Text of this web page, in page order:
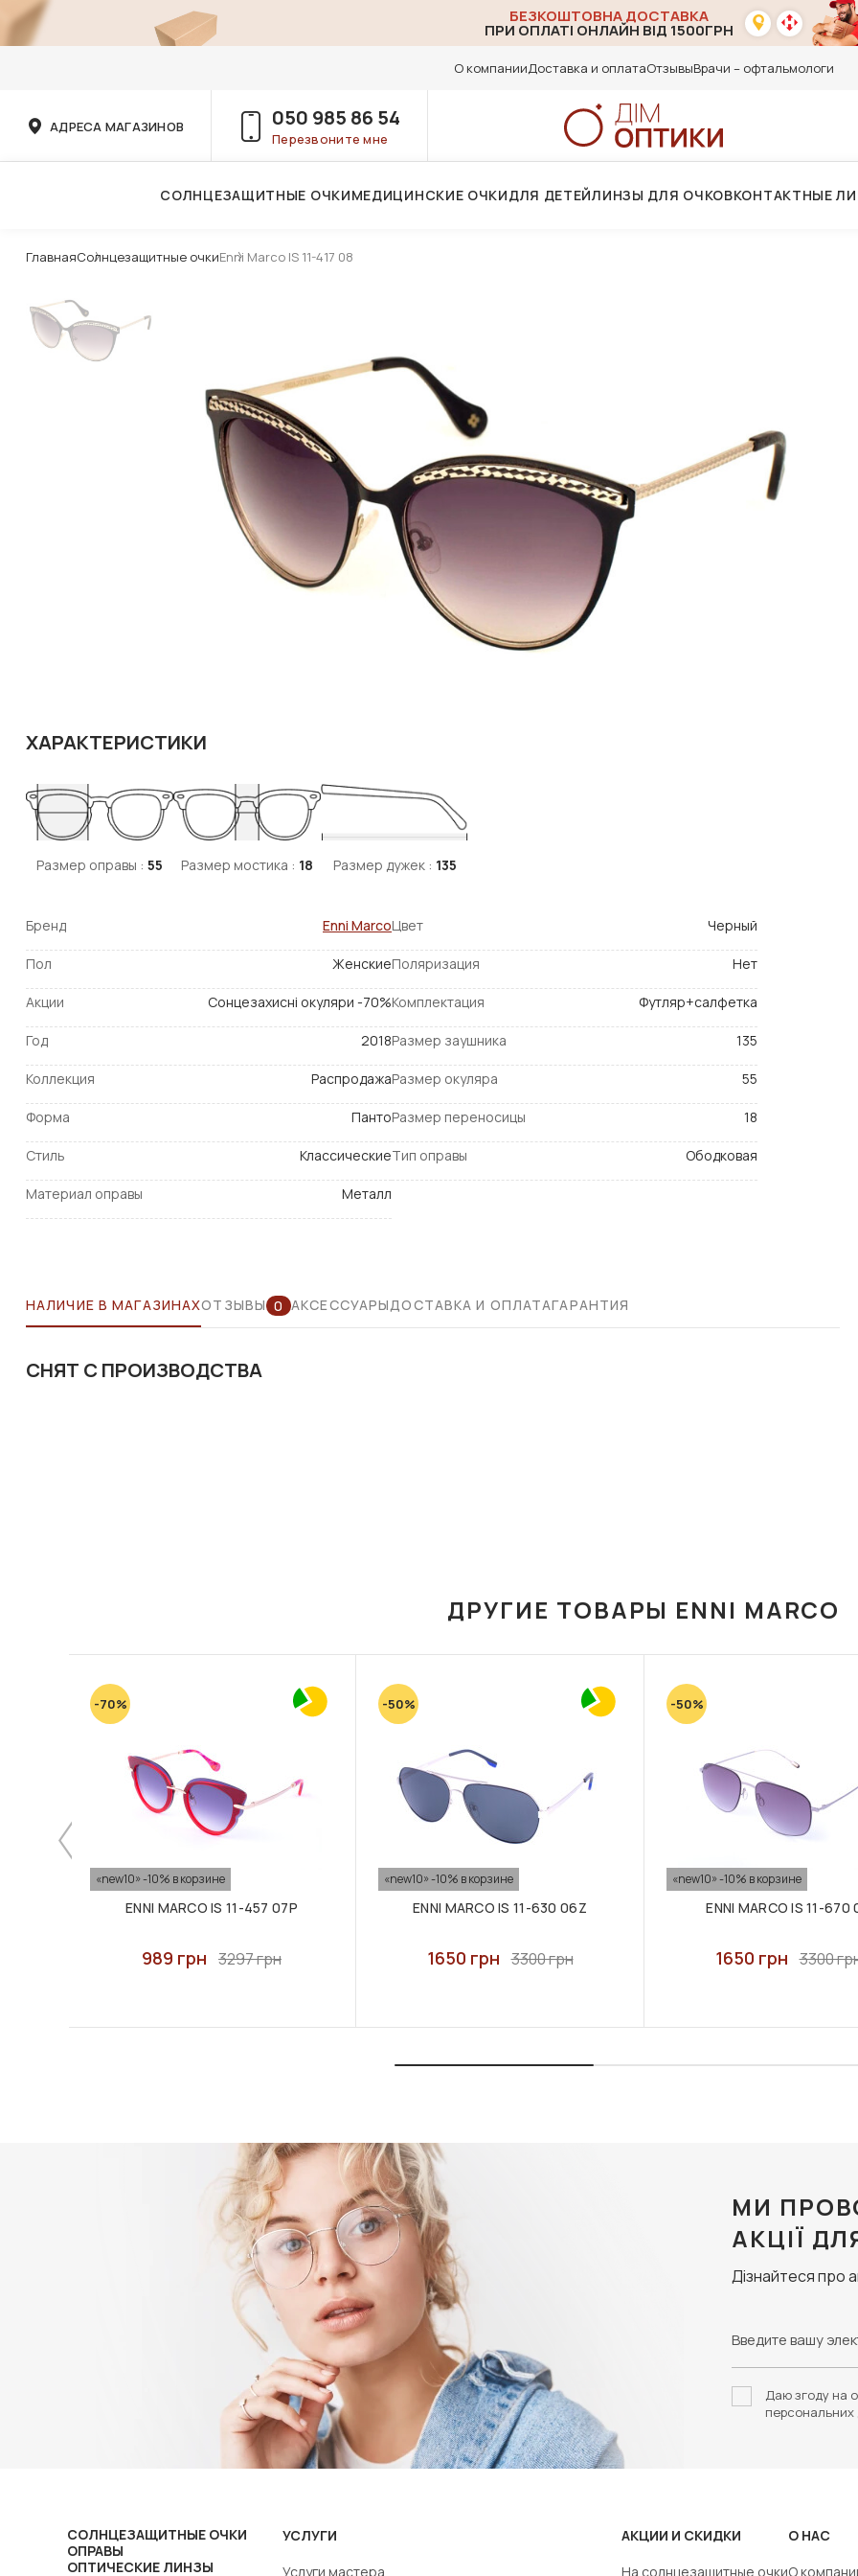
БЕЗКОШТОВНА ДОСТАВКА
ПРИ ОПЛАТІ ОНЛАЙН ВІД 1500ГРН
О компанииДоставка и оплатаОтзывыВрачи – офтальмологи
АДРЕСА МАГАЗИНОВ 050 985 86 54
Перезвоните мне
СОЛНЦЕЗАЩИТНЫЕ ОЧКИМЕДИЦИНСКИЕ ОЧКИДЛЯ ДЕТЕЙЛИНЗЫ ДЛЯ ОЧКОВКОНТАКТНЫЕ
ГлавнаяСолнцезащитные очкиEnni Marco IS 11-417 08
ХАРАКТЕРИСТИКИ
Размер оправы : 55 Размер мостика : 18 Размер дужек : 135
Бренд Enni Marco
Пол Женские
Акции Сонцезахисні окуляри -70%
Год 2018
Коллекция Распродажа
Форма Панто
Стиль Классические
Материал оправы Металл
Цвет Черный
Поляризация Нет
Комплектация Футляр+салфетка
Размер заушника 135
Размер окуляра 55
Размер переносицы 18
Тип оправы Ободковая
НАЛИЧИЕ В МАГАЗИНАХОТЗЫВЫ 0 АКСЕССУАРЫДОСТАВКА И ОПЛАТАГАРАНТИЯ
СНЯТ С ПРОИЗВОДСТВА
ДРУГИЕ ТОВАРЫ ENNI MARCO
-70%
«new10» -10% в корзине
ENNI MARCO IS 11-457 07P
989 грн 3297 грн
-50%
«new10» -10% в корзине
ENNI MARCO IS 11-630 06Z
1650 грн 3300 грн
-50%
«new10» -10% в корзине
ENNI MARCO IS 11-670
1650 грн 3300
МИ
АКЦІЇ
Дізнайтеся про
Даю згоду на
СОЛНЦЕЗАЩИТНЫЕ ОЧКИ
ОПРАВЫ
ОПТИЧЕСКИЕ ЛИНЗЫ
УСЛУГИ
Услуги мастера
АКЦИИ И СКИДКИ
На солнцезащитные очки
О НАС
О